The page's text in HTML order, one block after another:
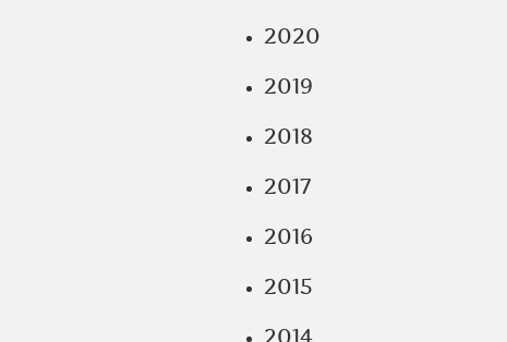
2020
2019
2018
2017
2016
2015
2014